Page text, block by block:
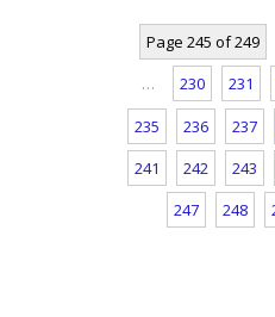
Page 245 of 249
…
230 231
235 236 237
241
242 243
247
248